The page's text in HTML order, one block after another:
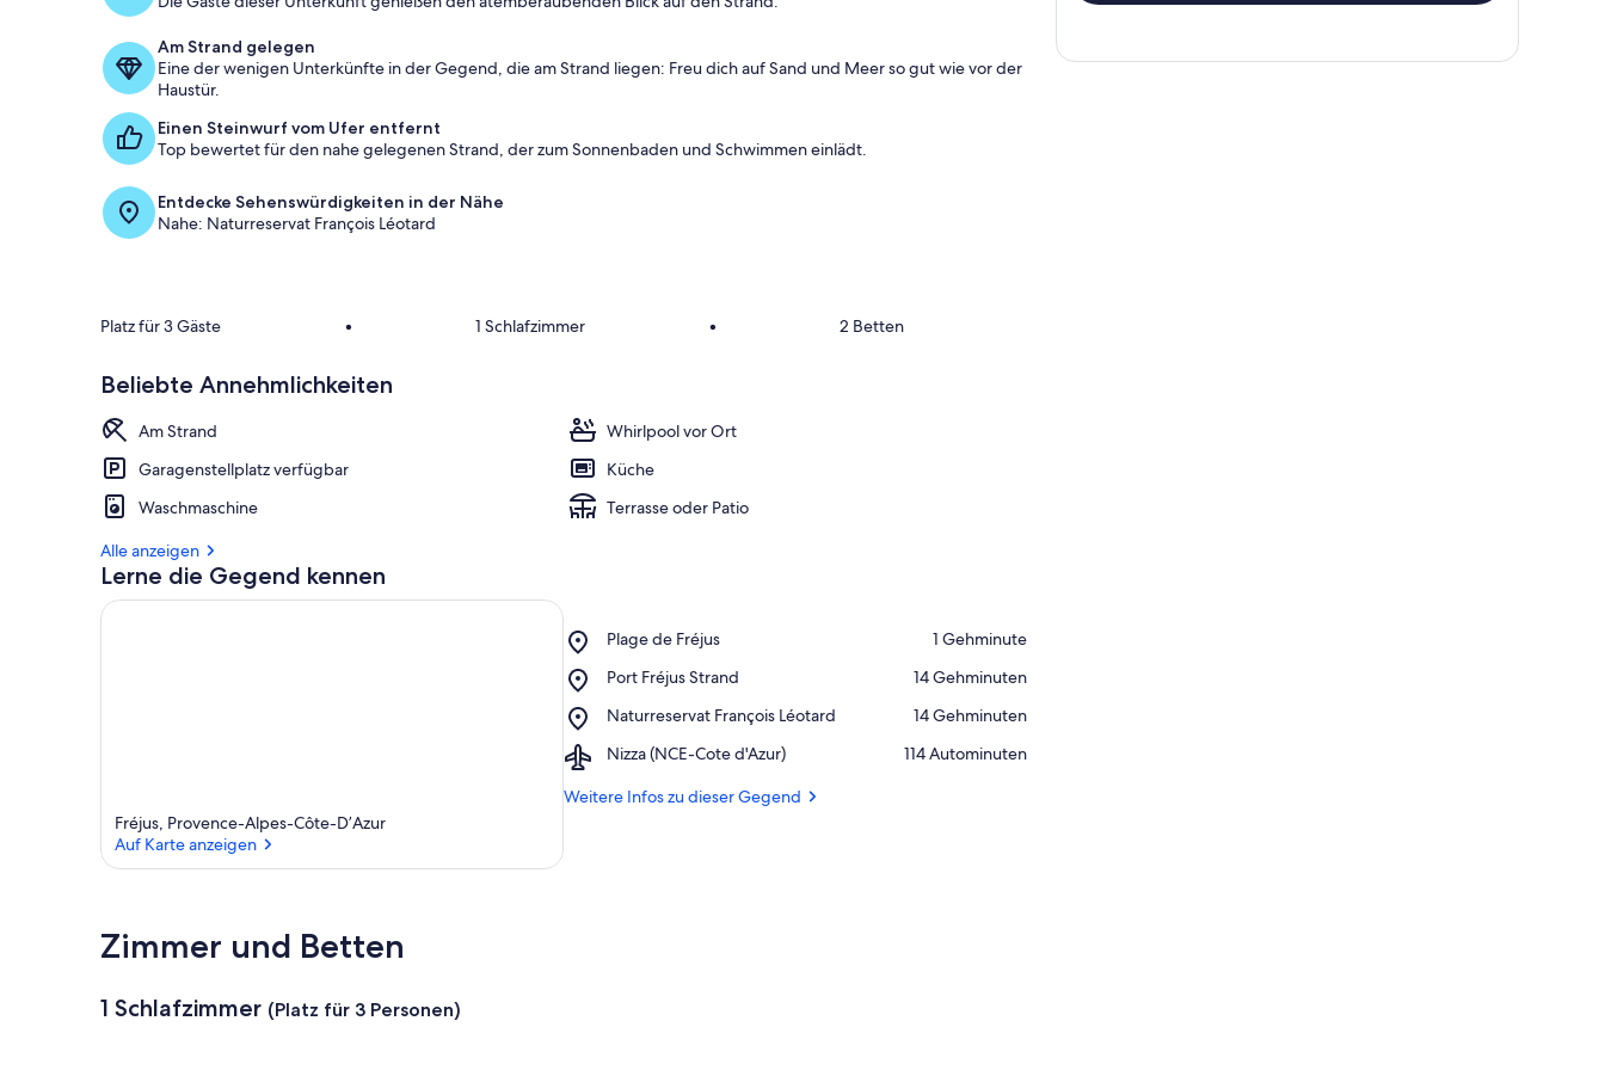
n
m
s
t
e
n
U
n
n
Am Strand gelegen
Eine der wenigen Unterkünfte in der Gegend, die am Strand liegen: Freu dich auf Sand und Meer so gut wie vor der
Haustür.
Einen Steinwurf vom Ufer entfernt
Top bewertet für den nahe gelegenen Strand, der zum Sonnenbaden und Schwimmen einlädt.
Entdecke Sehenswürdigkeiten in der Nähe
Nahe: Naturreservat François Léotard
Platz für 3 Gäste • 1 Schlafzimmer • 2 Betten
Beliebte Annehmlichkeiten
Am Strand
Whirlpool vor Ort
Garagenstellplatz verfügbar
Küche
Waschmaschine
Terrasse oder Patio
Alle anzeigen
Lerne die Gegend kennen
Fréjus, Provence-Alpes-Côte-D’Azur
Auf Karte anzeigen
Plage de Fréjus
Place,
de
‪1 Gehminute‬
Port Fréjus Strand
Place,
Fréjus
‪14 Gehminuten‬
Naturreservat François Léotard
Place,
François
‪14 Gehminuten‬
Nizza (NCE-Cote d'Azur)
Airport,
(NCE-
‪114 Autominuten‬
Weitere Infos zu dieser Gegend
Zimmer und Betten
1 Schlafzimmer (Platz für 3 Personen)